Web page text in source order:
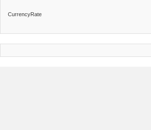
CurrencyRate